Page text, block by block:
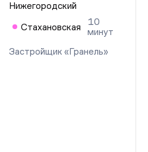
Нижегородский
Стахановская
10
минут
Застройщик «Гранель»